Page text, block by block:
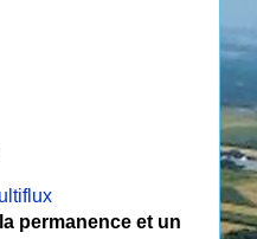
permanence et un